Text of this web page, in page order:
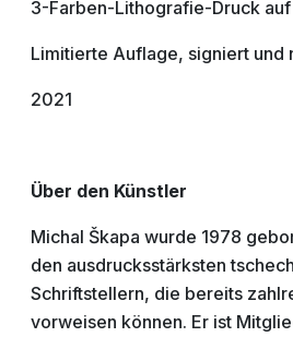
3-Farben-Lithografie-Druck
Limitierte Auflage, signiert und
2021
Über den Künstler
Michal Škapa wurde 1978
den ausdrucksstärksten
Schriftstellern, die bereits
vorweisen können. Er ist